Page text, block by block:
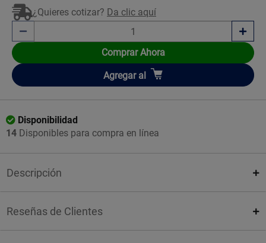
¿Quieres cotizar? Da clic aquí
Comprar Ahora
Añadir
Agregar al
Disponibilidad
14 Disponibles para compra en línea
Descripción
Reseñas de Clientes